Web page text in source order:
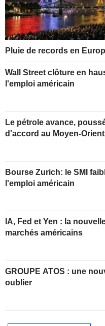
Pluie de records en
Wall Street clôture en
l'emploi américain
Le pétrole avance,
d'accord au Moyen-Orient
Bourse Zurich: le SMI
l'emploi américain
IA, Fed et Yen : la
marchés américains
GROUPE ATOS : une nouvelle année à
oublier